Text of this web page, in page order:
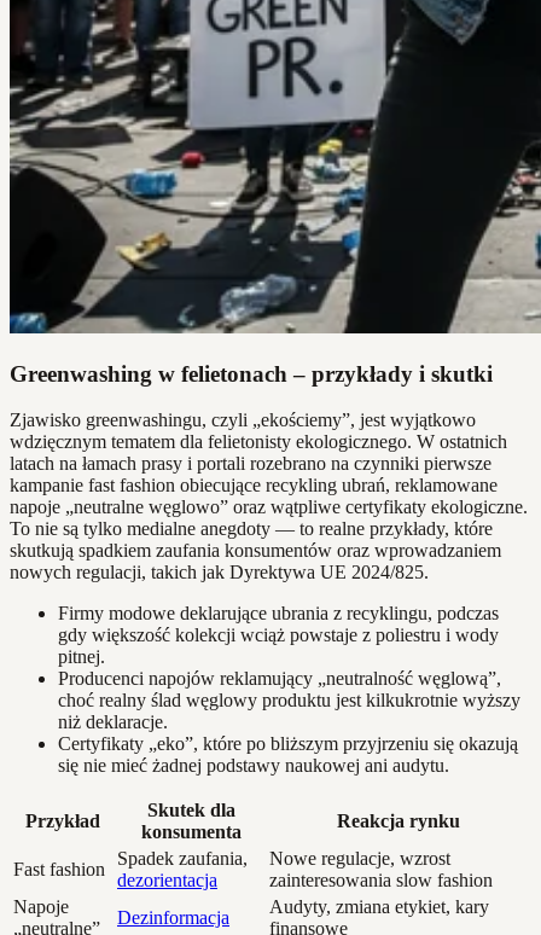
Greenwashing w felietonach – przykłady i skutki
Zjawisko greenwashingu, czyli „ekościemy”, jest wyjątkowo
wdzięcznym tematem dla felietonisty ekologicznego. W ostatnich
latach na łamach prasy i portali rozebrano na czynniki pierwsze
kampanie fast fashion obiecujące recykling ubrań, reklamowane
napoje „neutralne węglowo” oraz wątpliwe certyfikaty ekologiczne.
To nie są tylko medialne anegdoty — to realne przykłady, które
skutkują spadkiem zaufania konsumentów oraz wprowadzaniem
nowych regulacji, takich jak Dyrektywa UE 2024/825.
Firmy modowe deklarujące ubrania z recyklingu, podczas
gdy większość kolekcji wciąż powstaje z poliestru i wody
pitnej.
Producenci napojów reklamujący „neutralność węglową”,
choć realny ślad węglowy produktu jest kilkukrotnie wyższy
niż deklaracje.
Certyfikaty „eko”, które po bliższym przyjrzeniu się okazują
się nie mieć żadnej podstawy naukowej ani audytu.
Przykład
Skutek dla
konsumenta
Reakcja rynku
Fast fashion
Spadek zaufania,
dezorientacja
Nowe regulacje, wzrost
zainteresowania slow fashion
Napoje
„neutralne”
Dezinformacja
Audyty, zmiana etykiet, kary
finansowe